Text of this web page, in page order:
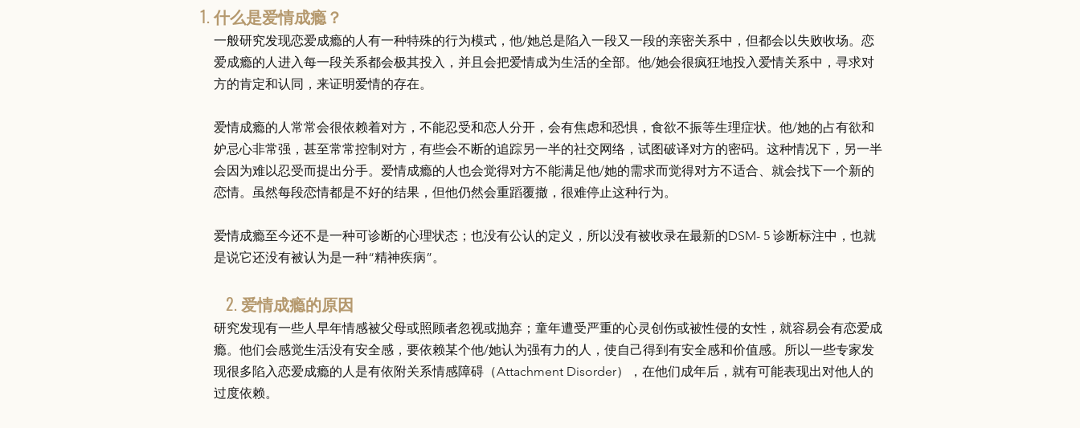
什么是爱情成瘾？
一般研究发现恋爱成瘾的人有一种特殊的行为模式，他/她总是陷入一段又一段的亲密关系中，但都会以失败收场。恋
爱成瘾的人进入每一段关系都会极其投入，并且会把爱情成为生活的全部。他/她会很疯狂地投入爱情关系中，寻求对
方的肯定和认同，来证明爱情的存在。
爱情成瘾的人常常会很依赖着对方，不能忍受和恋人分开，会有焦虑和恐惧，食欲不振等生理症状。他/她的占有欲和
妒忌心非常强，甚至常常控制对方，有些会不断的追踪另一半的社交网络，试图破译对方的密码。这种情况下，另一半
会因为难以忍受而提出分手。爱情成瘾的人也会觉得对方不能满足他/她的需求而觉得对方不适合、就会找下一个新的
恋情。虽然每段恋情都是不好的结果，但他仍然会重蹈覆撤，很难停止这种行为。
爱情成瘾至今还不是一种可诊断的心理状态；也没有公认的定义，所以没有被收录在最新的DSM- 5 诊断标注中，也就
是说它还没有被认为是一种“精神疾病”。
2. 爱情成瘾的原因
研究发现有一些人早年情感被父母或照顾者忽视或抛弃；童年遭受严重的心灵创伤或被性侵的女性，就容易会有恋爱成
瘾。他们会感觉生活没有安全感，要依赖某个他/她认为强有力的人，使自己得到有安全感和价值感。所以一些专家发
现很多陷入恋爱成瘾的人是有依附关系情感障碍（Attachment Disorder），在他们成年后，就有可能表现出对他人的
过度依赖。